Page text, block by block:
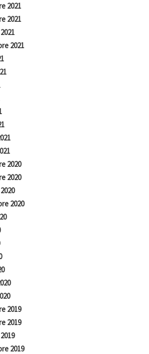
2021
2021
2021
2020
2020
2020
2019
2019
2019